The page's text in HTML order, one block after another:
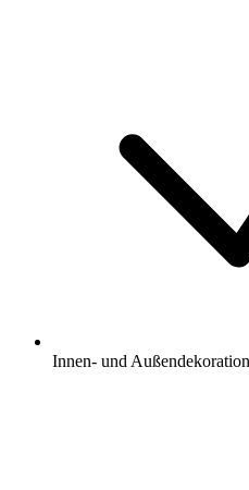
Innen- und Außendekoration